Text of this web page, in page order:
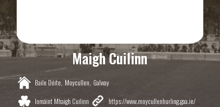
Maigh Cuilinn
Baile Dóite, Moycullen, Galway
Iomáint Mhaigh Cuilinn
https://www.moycullenhurling.gaa.ie/